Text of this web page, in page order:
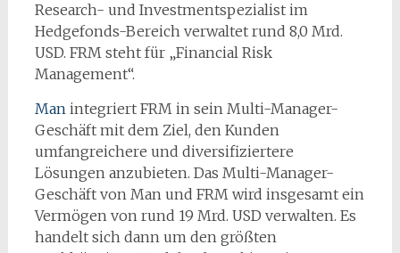
Research- und Investmentspezialist im
Hedgefonds-Bereich verwaltet rund 8,0 Mrd.
USD. FRM steht für „Financial Risk
Management“.
Manintegriert FRM in sein Multi-Manager-
Geschäft mit dem Ziel, den Kunden
umfangreichere und diversifiziertere
Lösungen anzubieten. Das Multi-Manager-
Geschäft von Man und FRM wird insgesamt ein
Vermögen von rund 19 Mrd. USD verwalten. Es
handelt sich dann um den größten